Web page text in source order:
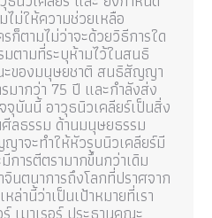
ม่ให้ความช่วยเหลือ
ตามไม่ว่าจะด้วยวิธีการใด
ตามที่ระบุห้ามไว้ในสนธิ
ของมนุษยชาติ สนธิสัญญา
มากว่า 75 ปี และกำลังส่ง
บันนี้ อาวุธนิวเคลียร์เป็นสิ่ง
ลธรรม ด้านมนุษยธรรม
าจะทำให้หัวรบนิวเคลียร์มี
ารตีตรามากขึ้นกว่าเดิม
นตนาการถึงโลกที่ปราศจาก
ล่านี้ว่าเป็นเป้าหมายที่เรา